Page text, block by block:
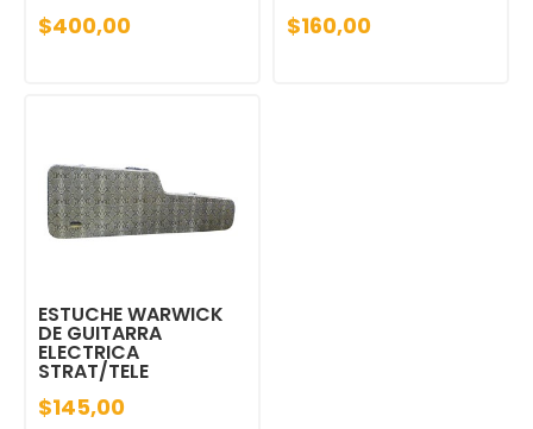
$400,00 $160,00
ESTUCHE WARWICK
DE GUITARRA
ELECTRICA
STRAT/TELE
$145,00